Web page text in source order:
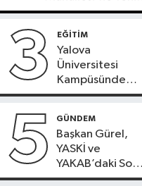
Ortak ATM
3 EĞİTİM
Yalova
Üniversitesi
Kampüsünde
Doğaya Sülün
5 GÜNDEM
Başkan Gürel,
YASKİ ve
YAKAB’daki Son
Durumu Açıkladı